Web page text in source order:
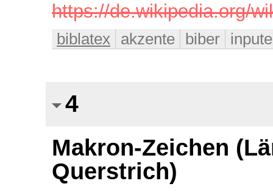
https://de.wikipedia.org/
biblatex akzente biber
4
Makron-Zeichen
Querstrich)